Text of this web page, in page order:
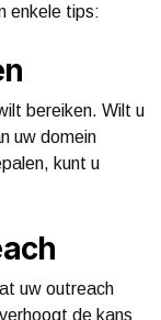
enkele tips:
bereiken. Wilt u
uw domein
kunt u
uw outreach
de kans